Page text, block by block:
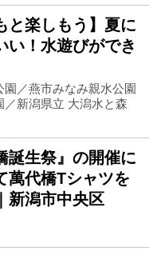
と楽しもう】夏に
い！水遊びができ
園／燕市みなみ親水公園
／新潟県立 大潟水と森
誕生祭』の開催に
萬代橋Tシャツを
新潟市中央区